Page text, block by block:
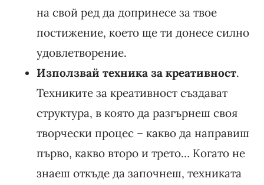
на свой ред да допринесе за твое
постижение, което ще ти донесе силно
удовлетворение.
Използвай техника за креативност.
Техниките за креативност създават
структура, в която да разгърнеш своя
творчески процес – какво да направиш
първо, какво второ и трето… Когато не
знаеш откъде да започнеш, техниката